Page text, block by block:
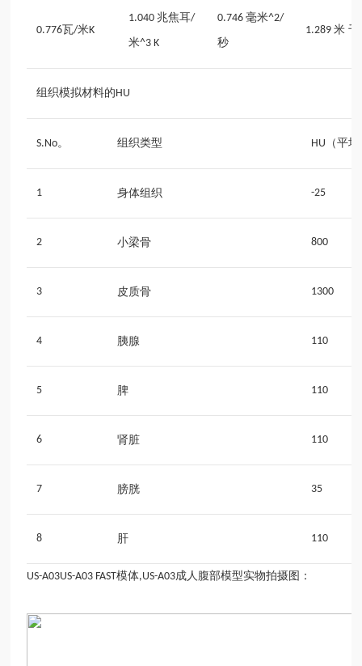
0.776瓦/米K
1.040兆焦耳/
米^3 K
0.746毫米^2/
秒
1.289米 千
组织模拟材料的HU
S.No。 组织类型 HU （平
1 身体组织 -25
2 小梁骨 800
3 皮质骨 1300
4 胰腺 110
5 脾 110
6 肾脏 110
7 膀胱 35
8 肝 110
US-A03US-A03 FAST模体,US-A03成人腹部模型实物拍摄图：